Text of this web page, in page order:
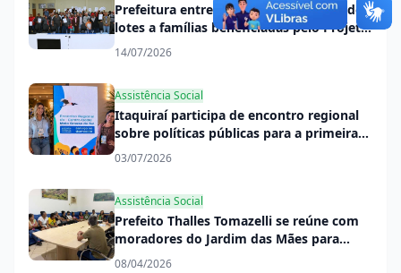
Prefeitura entrega termos de doação dos
lotes a famílias beneficiadas pelo Projeto
Substituição de Moradia Precária
14/07/2026
Assistência Social
Itaquiraí participa de encontro regional
sobre políticas públicas para a primeira
infância
03/07/2026
Assistência Social
Prefeito Thalles Tomazelli se reúne com
moradores do Jardim das Mães para
tratar da regularização da área
08/04/2026